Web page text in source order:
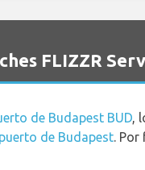
FLIZZR
de Budapest BUD,
de Budapest. Por